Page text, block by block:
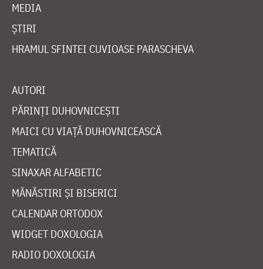
MEDIA
ȘTIRI
HRAMUL SFINTEI CUVIOASE PARASCHEVA
AUTORI
PĂRINȚI DUHOVNICEȘTI
MAICI CU VIAȚĂ DUHOVNICEASCĂ
TEMATICĂ
SINAXAR ALFABETIC
MĂNĂSTIRI ȘI BISERICI
CALENDAR ORTODOX
WIDGET DOXOLOGIA
RADIO DOXOLOGIA